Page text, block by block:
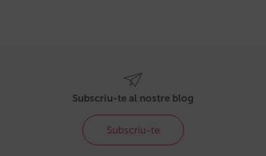
Subscriu-te al nostre blog
Subscriu-te